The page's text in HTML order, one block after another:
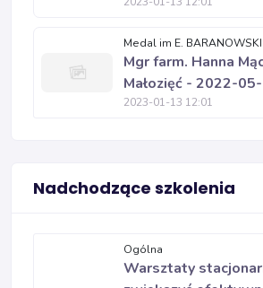
Medal im E.
Mgr farm. Hanna
Małozięć - 2022-
2023-01-13 12:01
Nadchodzące szkolenia
Ogólna
Warsztaty